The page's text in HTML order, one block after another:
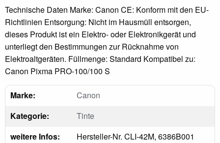
Technische Daten Marke: Canon CE: Konform mit den EU-
Richtlinien Entsorgung: Nicht im Hausmüll entsorgen,
dieses Produkt ist ein Elektro- oder Elektronikgerät und
unterliegt den Bestimmungen zur Rücknahme von
Elektroaltgeräten. Füllmenge: Standard Kompatibel zu:
Canon Pixma PRO-100/100 S
Marke:
Canon
Kategorie:
Tinte
weitere Infos:
Hersteller-Nr. CLI-42M, 6386B001